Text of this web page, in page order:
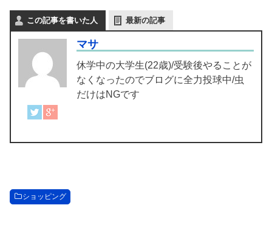
この記事を書いた人 最新の記事
マサ
休学中の大学生(22歳)/受験後やることが
なくなったのでブログに全力投球中/虫
だけはNGです
ショッピング